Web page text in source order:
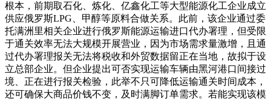
根本，前期取石化、炼化、亿鑫化工等大型能源化工企业成立
供应俄罗斯LPG、甲醇等原料合做关系。此前，该企业通过委
托满洲里相关企业进行俄罗斯能源运输进口代办署理，但受限
于通关效率无法大规模开展营业，因为市场需求量激增，且通
过代办署理报关无法将税收和外贸数据留正在当地，故拟于设
立总部企业。但企业提出可否实现运输车辆由黑河港口间接过
境、正在进行报关检验，此举不只可降低运输通关时间成本，
还可确保大商品价钱不变，及时满脚订单需求。若能实现该模